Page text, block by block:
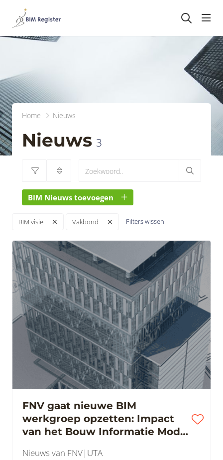
Home Nieuws
Nieuws 3
BIM Nieuws toevoegen
BIM visie Vakbond Filters wissen
FNV gaat nieuwe BIM
werkgroep opzetten: Impact
van het Bouw Informatie Model
Nieuws van FNV|UTA